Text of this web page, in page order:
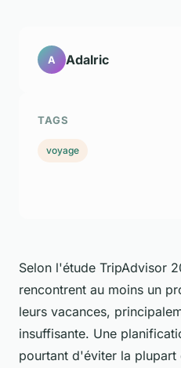
Selon l'étude TripAdvisor
rencontrent au moins un
leurs vacances,
insuffisante. Une
pourtant d'éviter la plupart
A Adalric
TAGS
voyage